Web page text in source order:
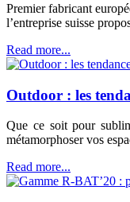
Premier fabricant
l’entreprise suisse
Read more...
Outdoor : les
Que ce soit pour
métamorphoser vos
Read more...